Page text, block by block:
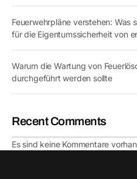
Feuerwehrpläne verstehen: Was
für die Eigentumssicherheit von
Warum die Wartung von
durchgeführt werden sollte
Recent Comments
Es sind keine Kommentare